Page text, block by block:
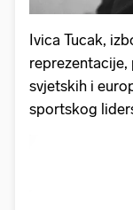
Ivica Tucak,
svjetskih i
sportskog